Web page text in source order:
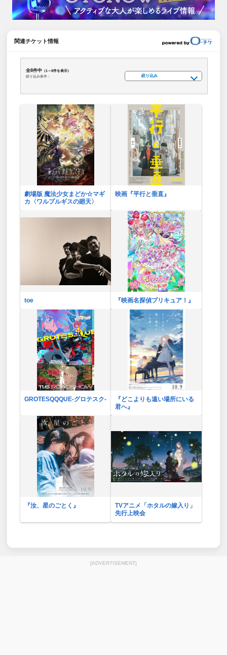
関連チケット情報
全8件中 （1～8件を表示）
絞り込み条件：
絞り込み
劇場版 魔法少女まどか☆マギ
カ〈ワルプルギスの廻天〉
映画『平行と垂直』
toe 『映画名探偵プリキュア！』
GROTESQQQUE-グロテスク-
『どこよりも遠い場所にいる
君へ』
『汝、星のごとく』
TVアニメ「ホタルの嫁入り」
先行上映会
[ADVERTISEMENT]